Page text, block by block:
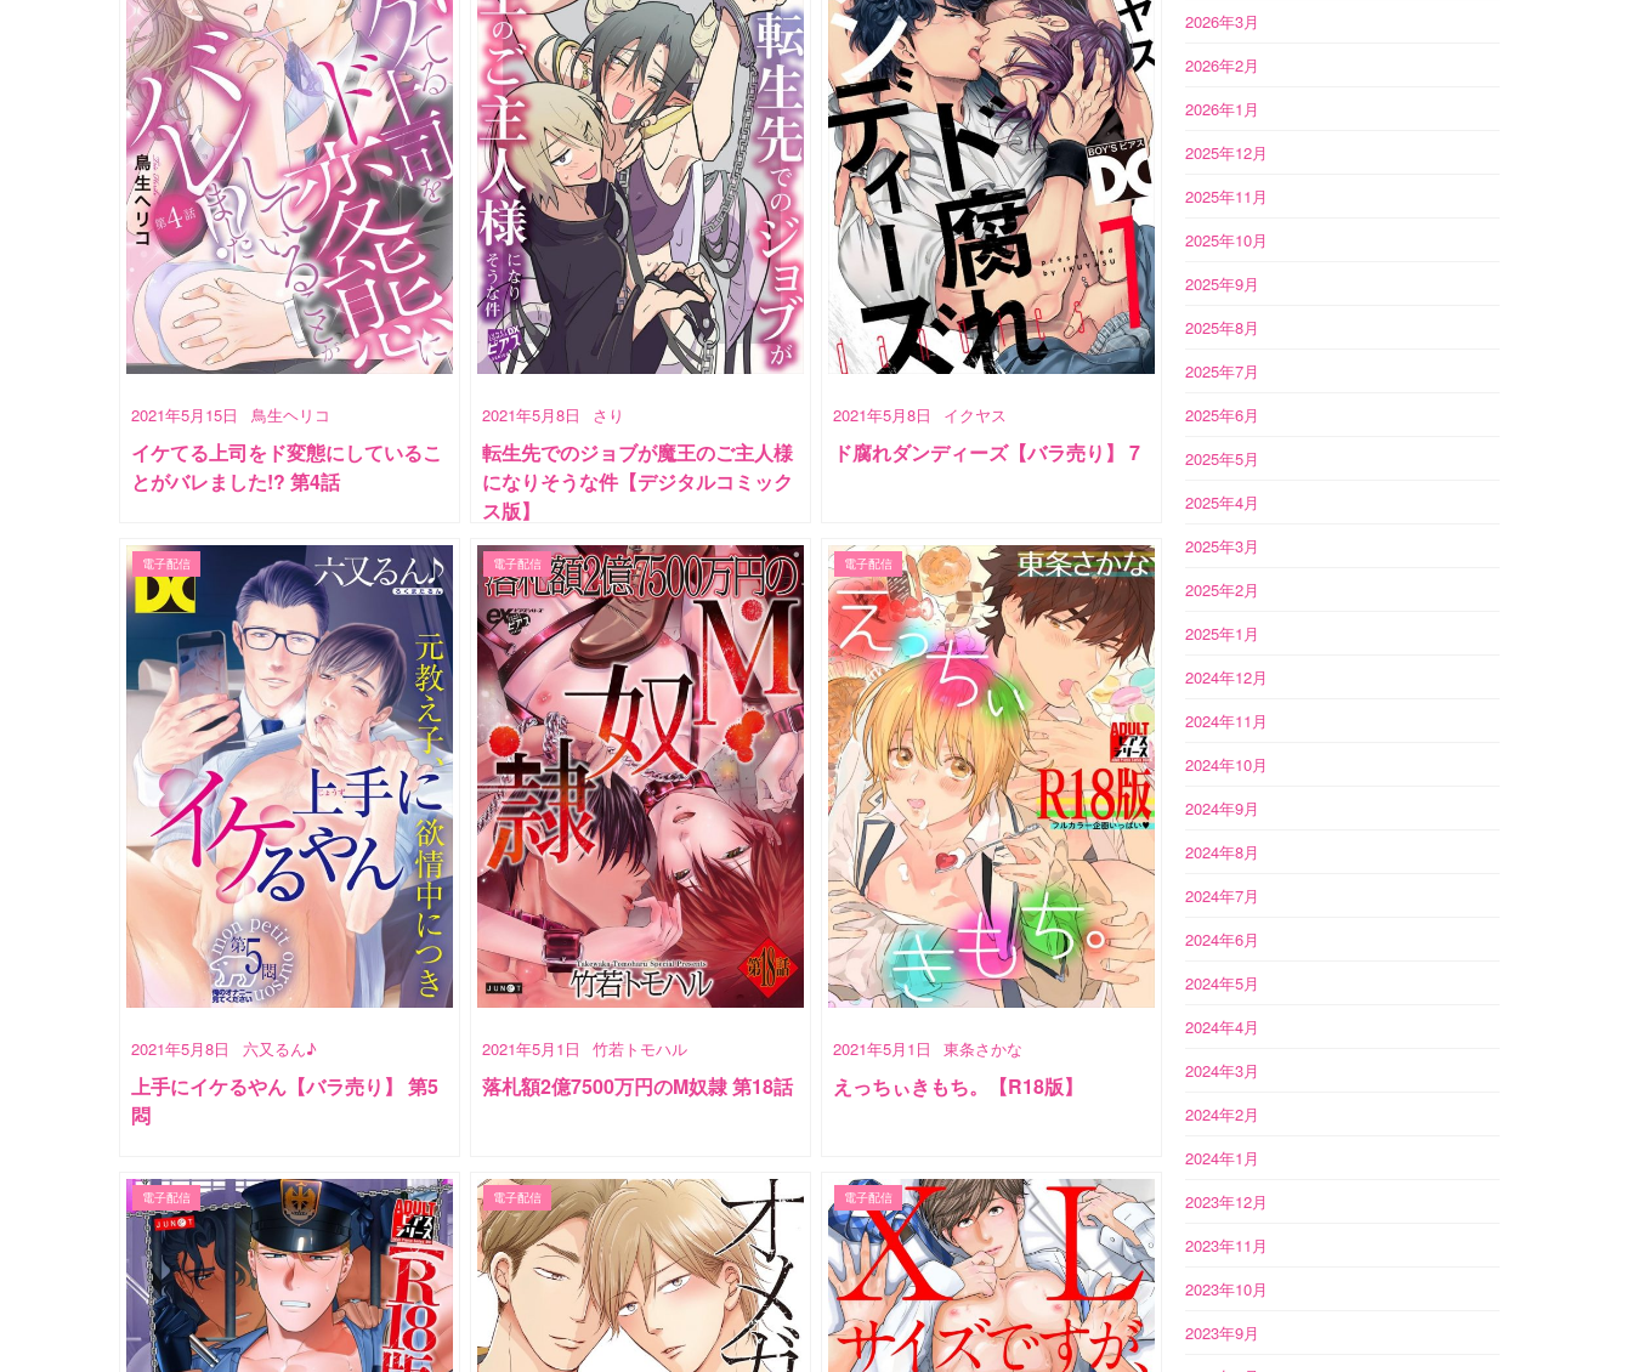
2021年5月15日 鳥生ヘリコ
イケてる上司をド変態にしているこ
とがバレました!? 第4話
2021年5月8日 さり
転生先でのジョブが魔王のご主人様
になりそうな件【デジタルコミック
ス版】
2021年5月8日 イクヤス
ド腐れダンディーズ【バラ売り】 7
2021年5月8日 六又るん♪
電子配信
上手にイケるやん【バラ売り】 第5
悶
2021年5月1日 竹若トモハル
電子配信
落札額2億7500万円のM奴隷 第18話
2021年5月1日 東条さかな
電子配信
えっちぃきもち。【R18版】
電子配信 電子配信 電子配信
2026年3月
2026年2月
2026年1月
2025年12月
2025年11月
2025年10月
2025年9月
2025年8月
2025年7月
2025年6月
2025年5月
2025年4月
2025年3月
2025年2月
2025年1月
2024年12月
2024年11月
2024年10月
2024年9月
2024年8月
2024年7月
2024年6月
2024年5月
2024年4月
2024年3月
2024年2月
2024年1月
2023年12月
2023年11月
2023年10月
2023年9月